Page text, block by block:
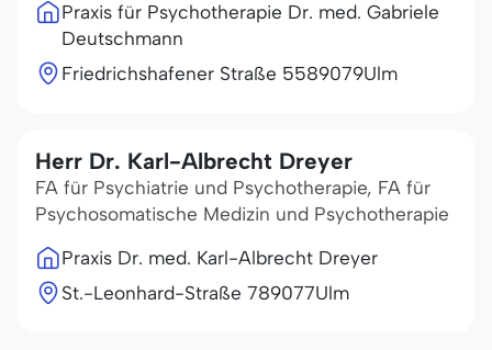
Praxis für Psychotherapie Dr. med. Gabriele
Deutschmann
Friedrichshafener Straße 5589079Ulm
Herr Dr. Karl-Albrecht Dreyer
FA für Psychiatrie und Psychotherapie, FA für
Psychosomatische Medizin und Psychotherapie
Praxis Dr. med. Karl-Albrecht Dreyer
St.-Leonhard-Straße 789077Ulm